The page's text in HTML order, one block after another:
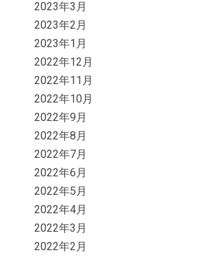
2023年3月
2023年2月
2023年1月
2022年12月
2022年11月
2022年10月
2022年9月
2022年8月
2022年7月
2022年6月
2022年5月
2022年4月
2022年3月
2022年2月